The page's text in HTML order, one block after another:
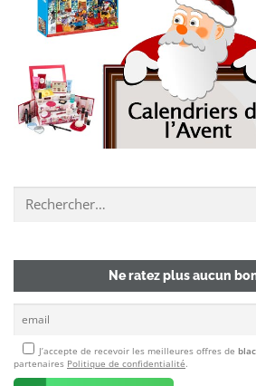
Chercher un deal :
Ne ratez plus aucun
J’accepte de recevoir les meilleures offres de
partenaires Politique de confidentialité.